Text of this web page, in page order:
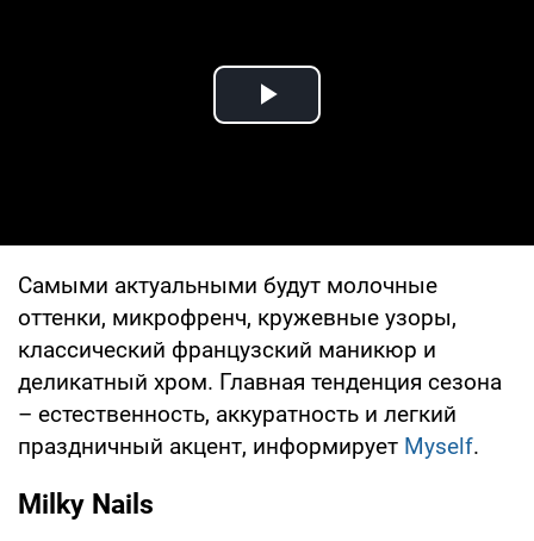
Play Video
Самыми актуальными будут молочные
оттенки, микрофренч, кружевные узоры,
классический французский маникюр и
деликатный хром. Главная тенденция сезона
– естественность, аккуратность и легкий
праздничный акцент, информирует Myself.
Milky Nails